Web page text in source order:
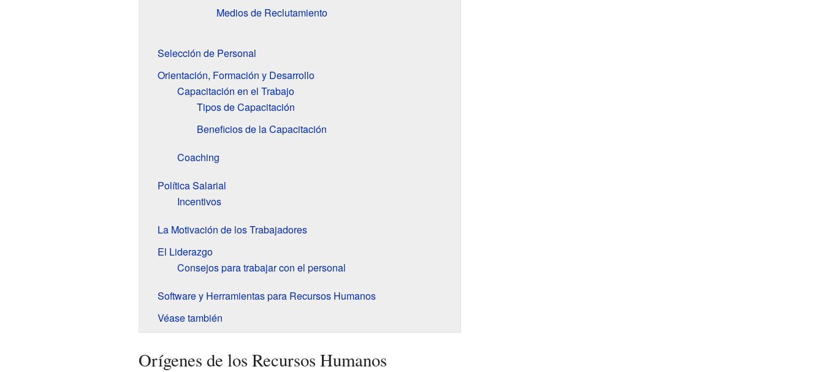
Medios de Reclutamiento
Selección de Personal
Orientación, Formación y Desarrollo
Capacitación en el Trabajo
Tipos de Capacitación
Beneficios de la Capacitación
Coaching
Política Salarial
Incentivos
La Motivación de los Trabajadores
El Liderazgo
Consejos para trabajar con el personal
Software y Herramientas para Recursos Humanos
Véase también
Orígenes de los Recursos Humanos